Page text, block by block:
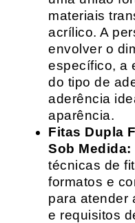
materiais
acrílico. A
envolver o
específico, a
do tipo de
aderência
aparência.
Fitas Dupla
Sob Medida:
técnicas de
formatos e
para atender
e requisitos